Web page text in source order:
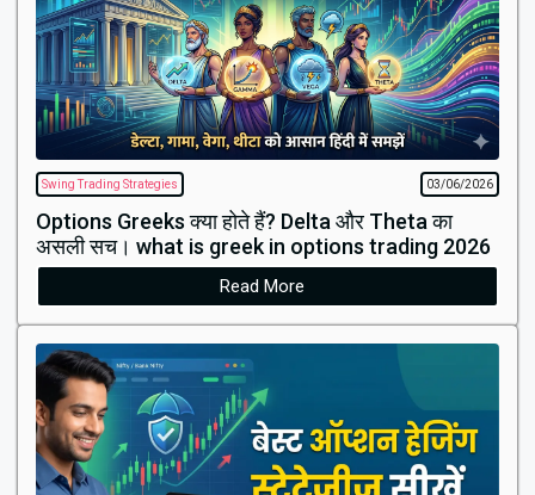
Swing Trading Strategies 03/06/2026
Options Greeks क्या होते हैं? Delta और Theta का
असली सच। what is greek in options trading 2026
Read More